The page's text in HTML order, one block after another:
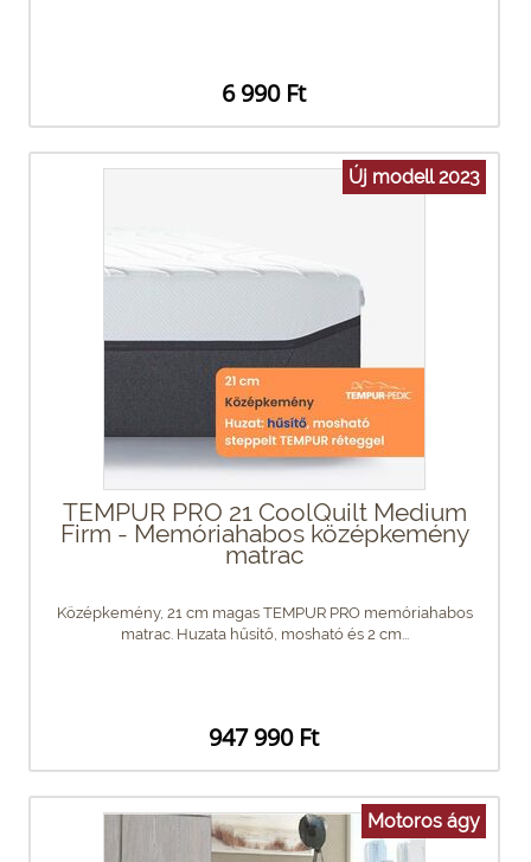
6 990 Ft
Új modell 2023
TEMPUR PRO 21 CoolQuilt Medium
Firm - Memóriahabos középkemény
matrac
Középkemény, 21 cm magas TEMPUR PRO memóriahabos
matrac. Huzata hűsítő, mosható és 2 cm...
947 990 Ft
Motoros ágy